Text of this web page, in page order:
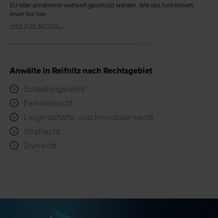
EU oder annähernd weltweit geschützt werden. Wie das funktioniert,
lesen Sie hier.
HIER ZUM ARTIKEL ›
Anwälte in Reifnitz nach Rechtsgebiet
Scheidungsrecht
Familienrecht
Liegenschafts- und Immobilienrecht
Strafrecht
Zivilrecht